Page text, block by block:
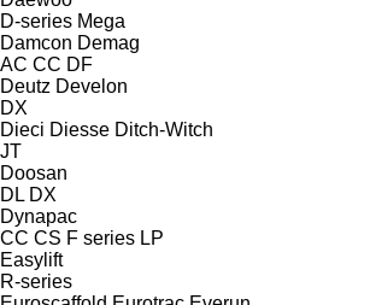
D-series Mega
Damcon Demag
AC CC DF
Deutz Develon
DX
Dieci Diesse Ditch-Witch
JT
Doosan
DL DX
Dynapac
CC CS F series LP
Easylift
R-series